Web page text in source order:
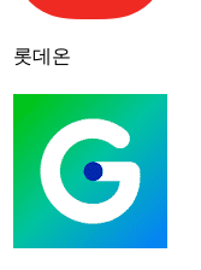
롯데온